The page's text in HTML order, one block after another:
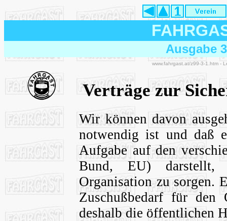
Ausgabe
www.fahrgast.at/z99-3-1.htm -
Verträge zur
Wir können davon
notwendig ist und daß
Aufgabe auf den
Bund, EU) darstellt,
Organisation zu sorgen.
Zuschußbedarf für den
deshalb die öffentlichen